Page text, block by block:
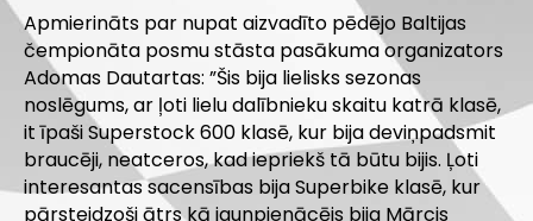
Apmierināts par nupat aizvadīto pēdējo Baltijas
čempionāta posmu stāsta pasākuma organizators
Adomas Dautartas: ”Šis bija lielisks sezonas
noslēgums, ar ļoti lielu dalībnieku skaitu katrā klasē,
it īpaši Superstock 600 klasē, kur bija deviņpadsmit
braucēji, neatceros, kad iepriekš tā būtu bijis. Ļoti
interesantas sacensības bija Superbike klasē, kur
pārsteidzoši ātrs kā jaunpienācējs bija Mārcis